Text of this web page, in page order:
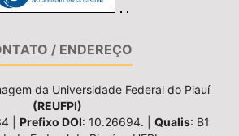
/ ENDEREÇO
da Universidade Federal do Piauí
(REUFPI)
| Prefixo DOI: 10.26694. | Qualis: B1